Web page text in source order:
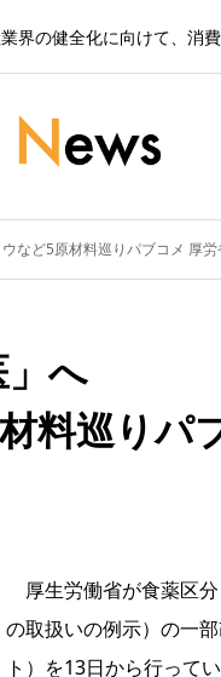
界の健全化に向けて、消
など5原材料巡りパブコメ 厚労
」へ
料巡りパ
厚生労働省が食薬区
の取扱いの例示）の一
ト）を13日から行ってい